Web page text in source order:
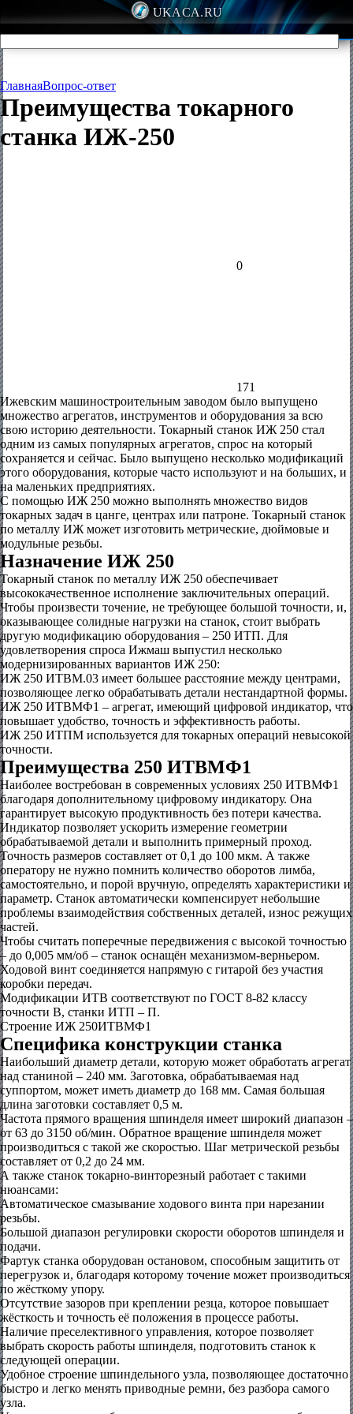
UKACA.RU
ГлавнаяВопрос-ответ
Преимущества токарного
станка ИЖ-250
0
171
Ижевским машиностроительным заводом было выпущено
множество агрегатов, инструментов и оборудования за всю
свою историю деятельности. Токарный станок ИЖ 250 стал
одним из самых популярных агрегатов, спрос на который
сохраняется и сейчас. Было выпущено несколько модификаций
этого оборудования, которые часто используют и на больших, и
на маленьких предприятиях.
С помощью ИЖ 250 можно выполнять множество видов
токарных задач в цанге, центрах или патроне. Токарный станок
по металлу ИЖ может изготовить метрические, дюймовые и
модульные резьбы.
Назначение ИЖ 250
Токарный станок по металлу ИЖ 250 обеспечивает
высококачественное исполнение заключительных операций.
Чтобы произвести точение, не требующее большой точности, и,
оказывающее солидные нагрузки на станок, стоит выбрать
другую модификацию оборудования – 250 ИТП. Для
удовлетворения спроса Ижмаш выпустил несколько
модернизированных вариантов ИЖ 250:
ИЖ 250 ИТВМ.03 имеет большее расстояние между центрами,
позволяющее легко обрабатывать детали нестандартной формы.
ИЖ 250 ИТВМФ1 – агрегат, имеющий цифровой индикатор, что
повышает удобство, точность и эффективность работы.
ИЖ 250 ИТПМ используется для токарных операций невысокой
точности.
Преимущества 250 ИТВМФ1
Наиболее востребован в современных условиях 250 ИТВМФ1
благодаря дополнительному цифровому индикатору. Она
гарантирует высокую продуктивность без потери качества.
Индикатор позволяет ускорить измерение геометрии
обрабатываемой детали и выполнить примерный проход.
Точность размеров составляет от 0,1 до 100 мкм. А также
оператору не нужно помнить количество оборотов лимба,
самостоятельно, и порой вручную, определять характеристики и
параметр. Станок автоматически компенсирует небольшие
проблемы взаимодействия собственных деталей, износ режущих
частей.
Чтобы считать поперечные передвижения с высокой точностью
– до 0,005 мм/об – станок оснащён механизмом-верньером.
Ходовой винт соединяется напрямую с гитарой без участия
коробки передач.
Модификации ИТВ соответствуют по ГОСТ 8-82 классу
точности В, станки ИТП – П.
Строение ИЖ 250ИТВМФ1
Специфика конструкции станка
Наибольший диаметр детали, которую может обработать агрегат
над станиной – 240 мм. Заготовка, обрабатываемая над
суппортом, может иметь диаметр до 168 мм. Самая большая
длина заготовки составляет 0,5 м.
Частота прямого вращения шпинделя имеет широкий диапазон –
от 63 до 3150 об/мин. Обратное вращение шпинделя может
производиться с такой же скоростью. Шаг метрической резьбы
составляет от 0,2 до 24 мм.
А также станок токарно-винторезный работает с такими
нюансами:
Автоматическое смазывание ходового винта при нарезании
резьбы.
Большой диапазон регулировки скорости оборотов шпинделя и
подачи.
Фартук станка оборудован остановом, способным защитить от
перегрузок и, благодаря которому точение может производиться
по жёсткому упору.
Отсутствие зазоров при креплении резца, которое повышает
жёсткость и точность её положения в процессе работы.
Наличие преселективного управления, которое позволяет
выбрать скорость работы шпинделя, подготовить станок к
следующей операции.
Удобное строение шпиндельного узла, позволяющее достаточно
быстро и легко менять приводные ремни, без разбора самого
узла.